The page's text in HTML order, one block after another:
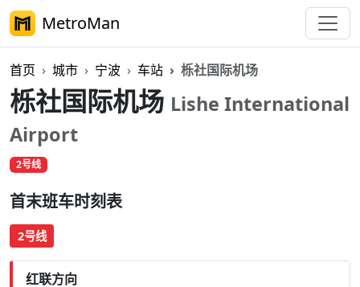
MetroMan
首页 城市 宁波 车站 栎社国际机场
栎社国际机场 Lishe International
Airport
2号线
首末班车时刻表
2号线
红联方向